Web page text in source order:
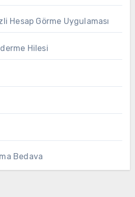
Hesap Görme Uygulaması
Hilesi
Bedava